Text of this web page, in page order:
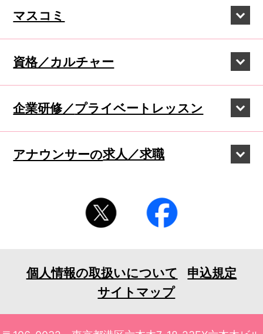
マスコミ
資格／カルチャー
企業研修／プライベートレッスン
アナウンサーの求人／求職
個人情報の取扱いについて
申込規定
サイトマップ